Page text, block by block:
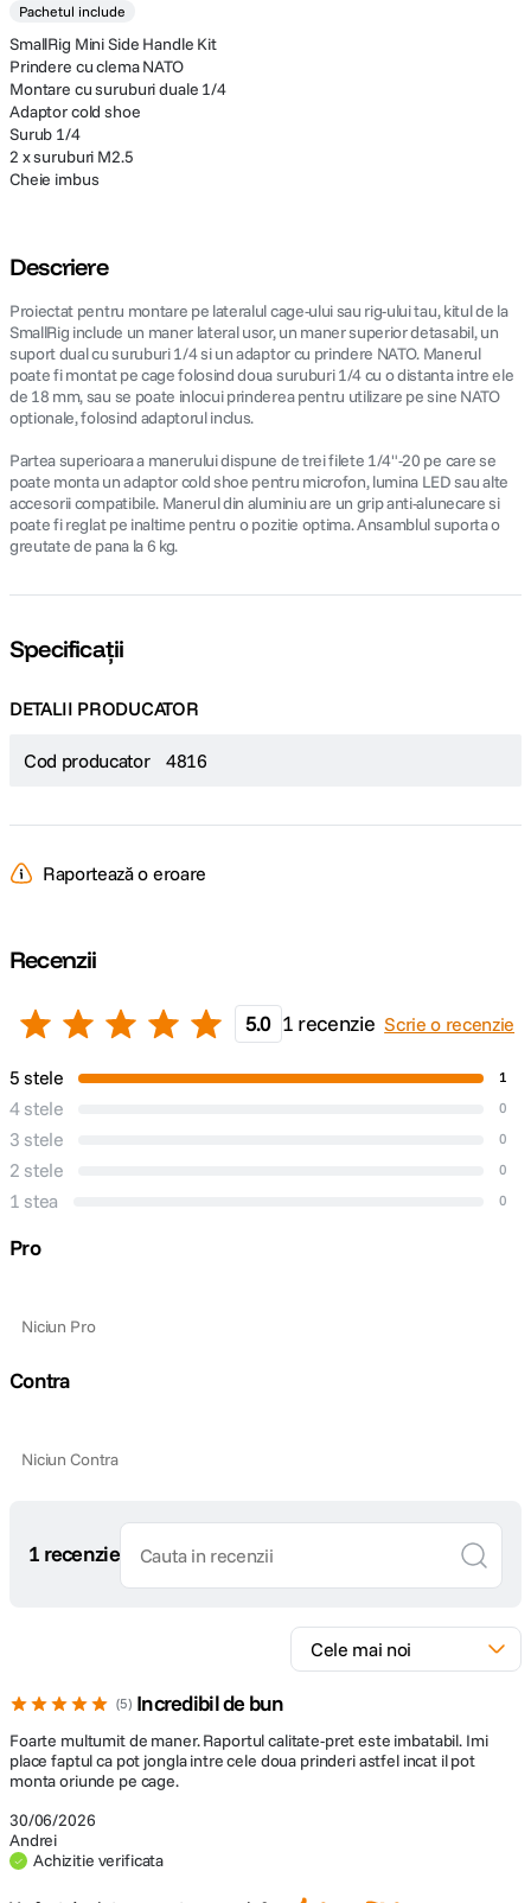
Pachetul include
SmallRig Mini Side Handle Kit
Prindere cu clema NATO
Montare cu suruburi duale 1/4
Adaptor cold shoe
Surub 1/4
2 x suruburi M2.5
Cheie imbus
Descriere
Proiectat pentru montare pe lateralul cage-ului sau rig-ului tau, kitul de la
SmallRig include un maner lateral usor, un maner superior detasabil, un
suport dual cu suruburi 1/4 si un adaptor cu prindere NATO. Manerul
poate fi montat pe cage folosind doua suruburi 1/4 cu o distanta intre ele
de 18 mm, sau se poate inlocui prinderea pentru utilizare pe sine NATO
optionale, folosind adaptorul inclus.
Partea superioara a manerului dispune de trei filete 1/4"-20 pe care se
poate monta un adaptor cold shoe pentru microfon, lumina LED sau alte
accesorii compatibile. Manerul din aluminiu are un grip anti-alunecare si
poate fi reglat pe inaltime pentru o pozitie optima. Ansamblul suporta o
greutate de pana la 6 kg.
Specificații
DETALII PRODUCATOR
Cod producator 4816
Raportează o eroare
Recenzii
5.0 1 recenzie Scrie o recenzie
5 stele 1
4 stele 0
3 stele 0
2 stele 0
1 stea 0
Pro
Niciun Pro
Contra
Niciun Contra
1 recenzie
5 Incredibil de bun
30/06/2026
Andrei
Achizitie verificata
Foarte multumit de maner. Raportul calitate-pret este imbatabil. Imi
place faptul ca pot jongla intre cele doua prinderi astfel incat il pot
monta oriunde pe cage.